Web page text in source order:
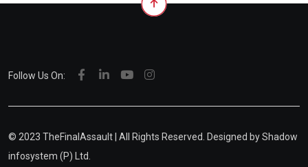
Follow Us On:
© 2023 TheFinalAssault | All Rights Reserved. Designed byShadow
infosystem (P) Ltd.